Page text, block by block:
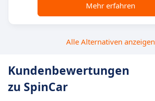
Mehr erfahren
Alle Alternativen anzeigen
Kundenbewertungen
zu SpinCar